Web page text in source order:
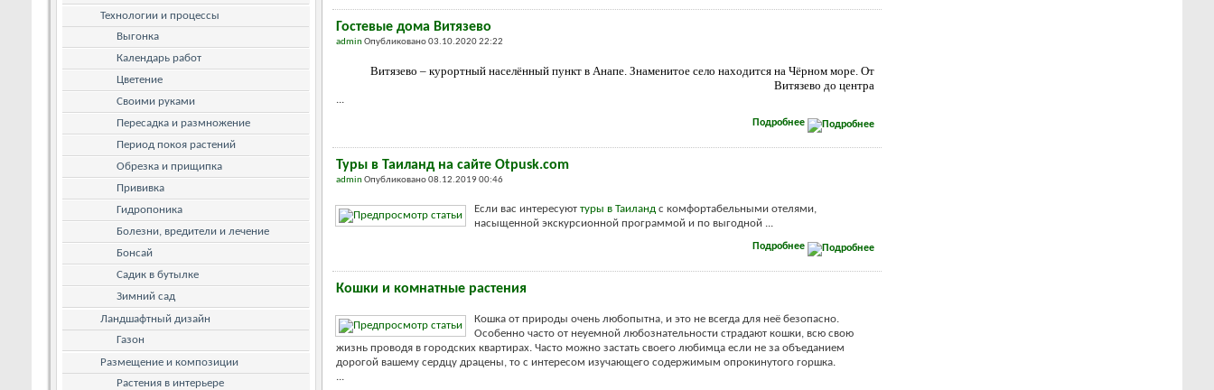
Гостевые дома Витязево
adminОпубликовано 03.10.2020 22:22
Витязево – курортный населённый пункт в Анапе. Знаменитое село находится на Чёрном море. От
Витязево до центра
Подробнее
Туры в Таиланд на сайте Otpusk.com
adminОпубликовано 08.12.2019 00:46
Если вас интересуют туры в Таиланд с комфортабельными отелями,
насыщенной экскурсионной программой и по выгодной ...
Подробнее
Кошки и комнатные растения
Кошка от природы очень любопытна, и это не всегда для неё безопасно.
Особенно часто от неуемной любознательности страдают кошки, всю свою
жизнь проводя в городских квартирах. Часто можно застать своего любимца если не за объеданием
дорогой вашему сердцу драцены, то с интересом изучающего содержимым опрокинутого горшка.
Технологии и процессы
Выгонка
Календарь работ
Цветение
Своими руками
Пересадка и размножение
Период покоя растений
Обрезка и прищипка
Прививка
Гидропоника
Болезни, вредители и лечение
Бонсай
Садик в бутылке
Зимний сад
Ландшафтный дизайн
Газон
Размещение и композиции
Растения в интерьере